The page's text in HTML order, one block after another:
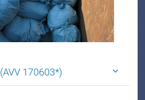
170603*)